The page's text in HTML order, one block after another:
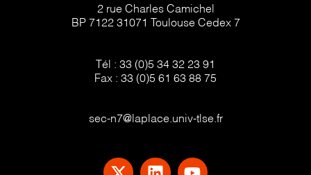
2 rue Charles Camichel
BP 7122 31071 Toulouse Cedex 7
Tél : 33 (0)5 34 32 23 91
Fax : 33 (0)5 61 63 88 75
sec-n7@laplace.univ-tlse.fr